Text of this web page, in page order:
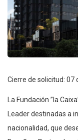
Cierre de solicitud: 07
La Fundación ”la
Leader destinadas a
nacionalidad, que